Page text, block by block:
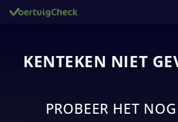
KENTEKEN NIET
PROBEER HET